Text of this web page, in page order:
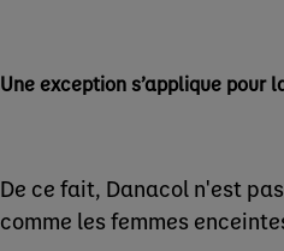
Une exception s’applique
De ce fait, Danacol n'est
comme les femmes